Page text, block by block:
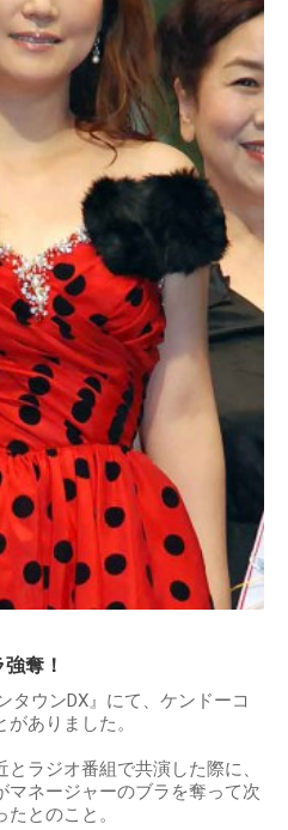
奪！
タウンDX』にて、ケンドーコ
ありました。
ラジオ番組で共演した際に、
マネージャーのブラを奪って次
とのこと。